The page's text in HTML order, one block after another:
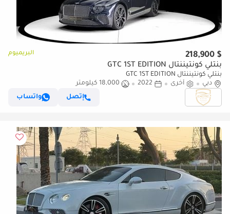
$ 218,900 البريميوم
بنتلي كونتيننتال GTC 1ST EDITION
بنتلي كونتيننتال GTC 1ST EDITION
دبي
أخرى 2022
18,000 كيلومتر
إتصل
واتساب